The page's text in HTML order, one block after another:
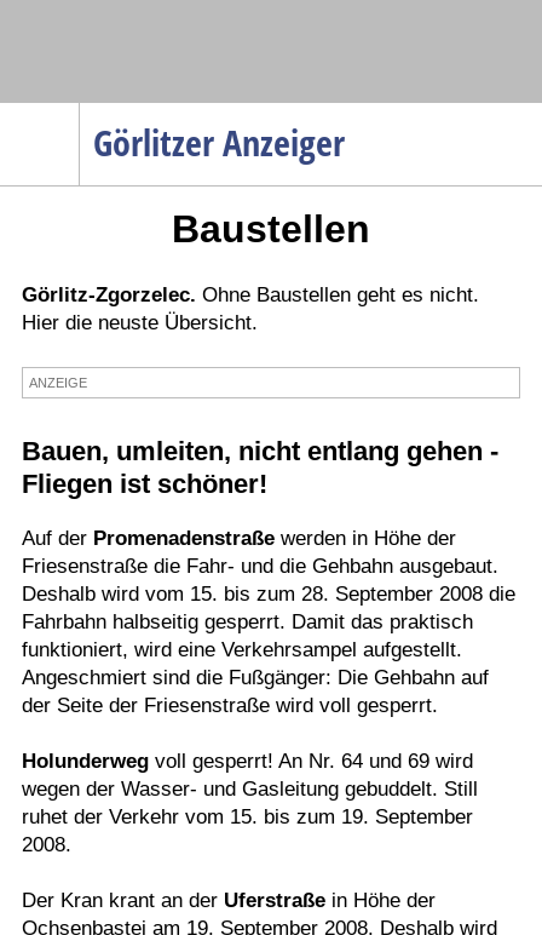
Görlitzer Anzeiger
Gesellschaft
Wirtschaft
Service
Gesundheit
Kultur
Sport
Termine
Kostenlos
Baustellen
Görlitz-Zgorzelec. Ohne Baustellen geht es nicht.
Hier die neuste Übersicht.
ANZEIGE
Bauen, umleiten, nicht entlang gehen -
Fliegen ist schöner!
Auf der Promenadenstraßewerden in Höhe der
Friesenstraße die Fahr- und die Gehbahn ausgebaut.
Deshalb wird vom 15. bis zum 28. September 2008 die
Fahrbahn halbseitig gesperrt. Damit das praktisch
funktioniert, wird eine Verkehrsampel aufgestellt.
Angeschmiert sind die Fußgänger: Die Gehbahn auf
der Seite der Friesenstraße wird voll gesperrt.
Holunderwegvoll gesperrt! An Nr. 64 und 69 wird
wegen der Wasser- und Gasleitung gebuddelt. Still
ruhet der Verkehr vom 15. bis zum 19. September
2008.
Der Kran krant an der Uferstraßein Höhe der
Ochsenbastei am 19. September 2008. Deshalb wird